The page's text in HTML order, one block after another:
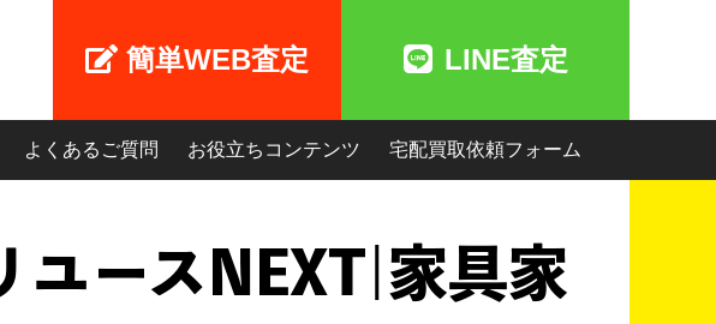
簡単WEB査定 LINE査定
よくあるご質問 お役立ちコンテンツ 宅配買取依頼フォーム
ユースNEXT|家具家